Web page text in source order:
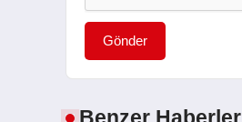
Gönder